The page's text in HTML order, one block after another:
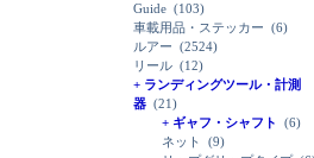
Guide (103)
車載用品・ステッカー (6)
ルアー (2524)
リール (12)
+ ランディングツール・計測
器 (21)
+ ギャフ・シャフト
(6)
ネット
(9)